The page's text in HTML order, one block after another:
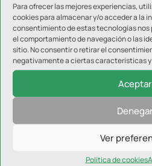
Para ofrecer las mejores experiencias,
cookies para almacenar y/o acceder a la
consentimiento de estas tecnologías
el comportamiento de navegación o las
sitio. No consentir o retirar el
negativamente a ciertas características
Aceptar
Denegar
Ver
Política de cookies
Enviar comentario
Tu dirección de correo electrónico